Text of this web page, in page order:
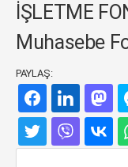
İŞLETME
Muhasebe
PAYLAŞ: